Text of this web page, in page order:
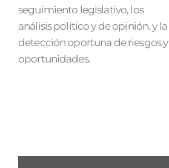
seguimiento legislativo, los
análisis político y de opinión. y la
detección oportuna de riesgos y
oportunidades.